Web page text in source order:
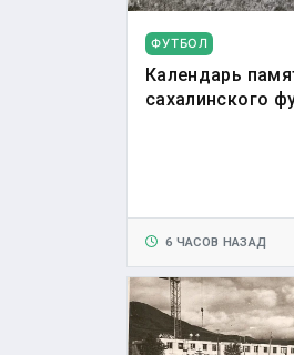
ФУТБОЛ
Календарь
сахалинского
6 ЧАСОВ НАЗАД